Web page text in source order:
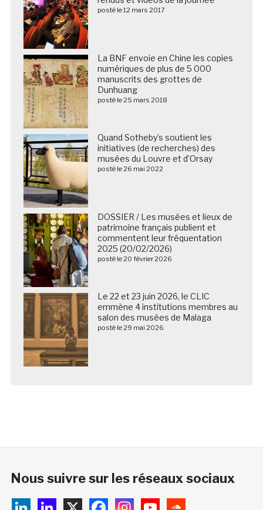
posté le 12 mars 2017
La BNF envoie en Chine les copies
numériques de plus de 5 000
manuscrits des grottes de
Dunhuang
posté le 25 mars 2018
Quand Sotheby’s soutient les
initiatives (de recherches) des
musées du Louvre et d’Orsay
posté le 26 mai 2022
DOSSIER / Les musées et lieux de
patrimoine français publient et
commentent leur fréquentation
2025 (20/02/2026)
posté le 20 février 2026
Le 22 et 23 juin 2026, le CLIC
emmène 4 institutions membres au
salon des musées de Malaga
posté le 29 mai 2026
Nous suivre sur les réseaux sociaux